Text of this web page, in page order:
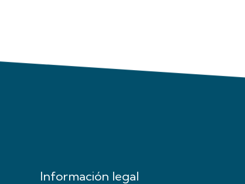
Información legal